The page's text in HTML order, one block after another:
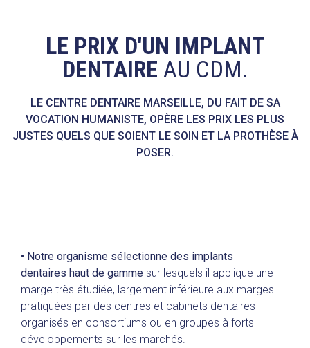
LE PRIX D'UN IMPLANT
DENTAIRE AU CDM.
LE CENTRE DENTAIRE MARSEILLE, DU FAIT DE SA
VOCATION HUMANISTE, OPÈRE LES PRIX LES PLUS
JUSTES QUELS QUE SOIENT LE SOIN ET LA PROTHÈSE À
POSER.
• Notre organisme sélectionne des implants
dentaires haut de gamme sur lesquels il applique une
marge très étudiée, largement inférieure aux marges
pratiquées par des centres et cabinets dentaires
organisés en consortiums ou en groupes à forts
développements sur les marchés.